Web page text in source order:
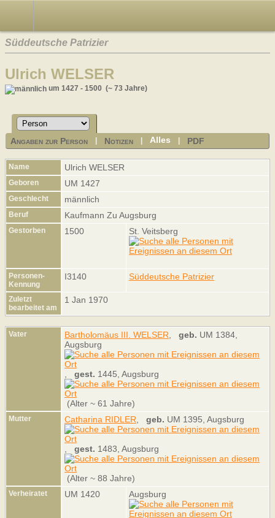
Süddeutsche Patrizier
Ulrich WELSER
um 1427 - 1500 (~ 73 Jahre)
Angaben zur Person Notizen |Alles PDF
Name Ulrich WELSER
Geboren UM 1427
Geschlecht männlich
Beruf Kaufmann Zu Augsburg
Gestorben 1500 St. Veitsberg
Personen-
Kennung
I3140 Süddeutsche Patrizier
Zuletzt
bearbeitet am
1 Jan 1970
Vater Bartholomäus III. WELSER geb. UM 1384,
Augsburg
gest. 1445, Augsburg
(Alter ~ 61 Jahre)
Mutter Catharina RIDLER geb. UM 1395, Augsburg
gest. 1483, Augsburg
(Alter ~ 88 Jahre)
Verheiratet UM 1420 Augsburg